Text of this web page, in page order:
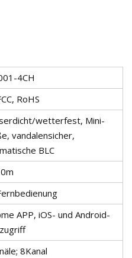
4CH
RoHS
wetterfest, Mini-
vandalensicher,
BLC
APP, iOS- und Android-
8Kanal